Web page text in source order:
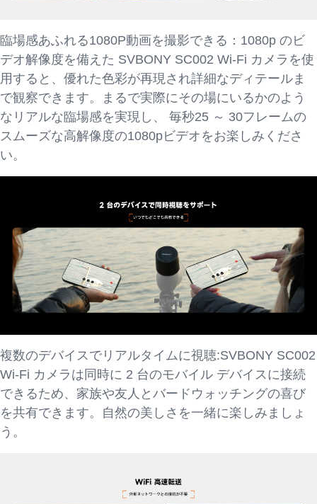
臨場感あふれる1080P動画を撮影できる：1080p のビ
デオ解像度を備えた SVBONY SC002 Wi-Fi カメラを使
用すると、優れた色彩が再現され詳細なディテールま
で観察できます。まるで実際にその場にいるかのよう
なリアルな臨場感を実現し、 毎秒25 ～ 30フレームの
スムーズな高解像度の1080pビデオをお楽しみくださ
い。
複数のデバイスでリアルタイムに視聴:SVBONY SC002
Wi-Fi カメラは同時に 2 台のモバイル デバイスに接続
できるため、家族や友人とバードウォッチングの喜び
を共有できます。自然の美しさを一緒に楽しみましょ
う。